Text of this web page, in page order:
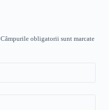
Câmpurile obligatorii sunt marcate